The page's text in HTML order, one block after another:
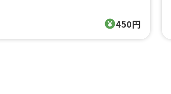
450円